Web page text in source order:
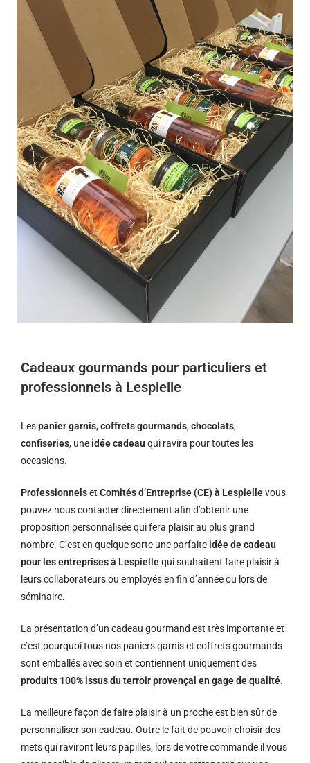
Cadeaux gourmands pour particuliers et
professionnels à Lespielle
Lespanier garnis,coffrets gourmands,chocolats,
confiseries, une idée cadeau qui ravira pour toutes les
occasions.
Professionnelset Comités d’Entreprise (CE) à Lespiellevous
pouvez nous contacter directement afin d’obtenir une
proposition personnalisée qui fera plaisir au plus grand
nombre. C’est en quelque sorte une parfaite idée de cadeau
pour les entreprises à Lespiellequi souhaitent faire plaisir à
leurs collaborateurs ou employés en fin d’année ou lors de
séminaire.
La présentation d’un cadeau gourmand est très importante et
c’est pourquoi tous nos paniers garnis et coffrets gourmands
sont emballés avec soin et contiennent uniquement des
produits 100% issus du terroir provençal en gage de qualité.
La meilleure façon de faire plaisir à un proche est bien sûr de
personnaliser son cadeau. Outre le fait de pouvoir choisir des
mets qui raviront leurs papilles, lors de votre commande il vous